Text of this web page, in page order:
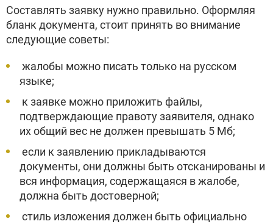
Составлять заявку нужно правильно. Оформляя
бланк документа, стоит принять во внимание
следующие советы:
жалобы можно писать только на русском
языке;
к заявке можно приложить файлы,
подтверждающие правоту заявителя, однако
их общий вес не должен превышать 5 Мб;
если к заявлению прикладываются
документы, они должны быть отсканированы и
вся информация, содержащаяся в жалобе,
должна быть достоверной;
стиль изложения должен быть официально